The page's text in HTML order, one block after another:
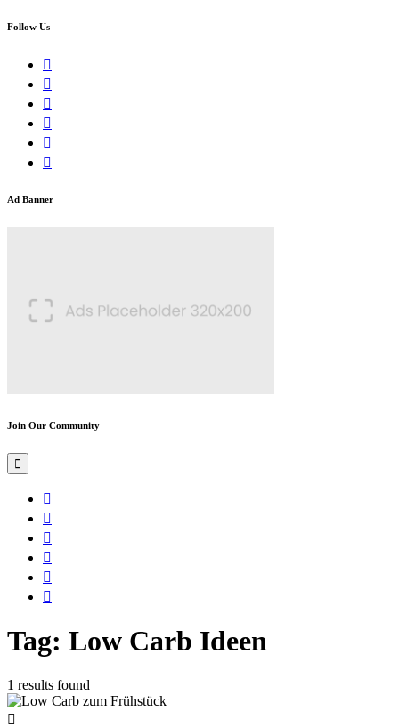
Follow Us
Ad Banner
Join Our Community
Tag: Low Carb Ideen
1 results found